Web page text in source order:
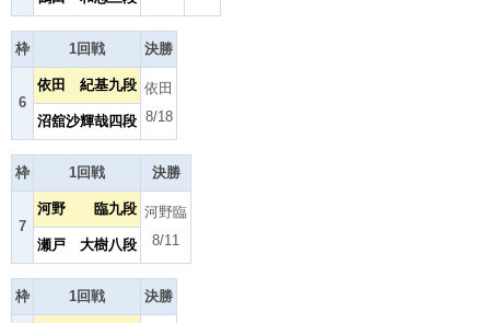
枠 1回戦 決勝
6
依田 紀基九段 依田
8/18
沼舘沙輝哉四段
枠 1回戦 決勝
7
河野 臨九段 河野臨
8/11
瀬戸 大樹八段
枠 1回戦 決勝